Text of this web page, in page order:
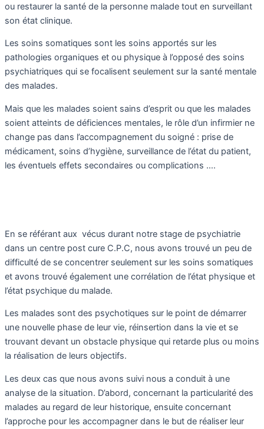
ou restaurer la santé de la personne malade tout en surveillant
son état clinique.
Les soins somatiques sont les soins apportés sur les
pathologies organiques et ou physique à l’opposé des soins
psychiatriques qui se focalisent seulement sur la santé mentale
des malades.
Mais que les malades soient sains d’esprit ou que les malades
soient atteints de déficiences mentales, le rôle d’un infirmier ne
change pas dans l’accompagnement du soigné : prise de
médicament, soins d’hygiène, surveillance de l’état du patient,
les éventuels effets secondaires ou complications ….
En se référant aux vécus durant notre stage de psychiatrie
dans un centre post cure C.P.C, nous avons trouvé un peu de
difficulté de se concentrer seulement sur les soins somatiques
et avons trouvé également une corrélation de l’état physique et
l’état psychique du malade.
Les malades sont des psychotiques sur le point de démarrer
une nouvelle phase de leur vie, réinsertion dans la vie et se
trouvant devant un obstacle physique qui retarde plus ou moins
la réalisation de leurs objectifs.
Les deux cas que nous avons suivi nous a conduit à une
analyse de la situation. D’abord, concernant la particularité des
malades au regard de leur historique, ensuite concernant
l’approche pour les accompagner dans le but de réaliser leur